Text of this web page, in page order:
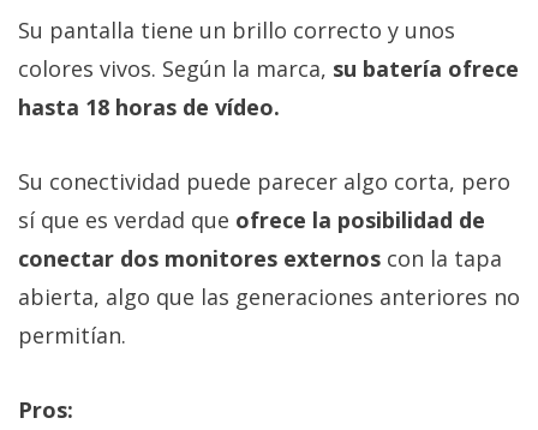
Su pantalla tiene un brillo correcto y unos
colores vivos. Según la marca, su batería ofrece
hasta 18 horas de vídeo.
Su conectividad puede parecer algo corta, pero
sí que es verdad que ofrece la posibilidad de
conectar dos monitores externos con la tapa
abierta, algo que las generaciones anteriores no
permitían.
Pros: